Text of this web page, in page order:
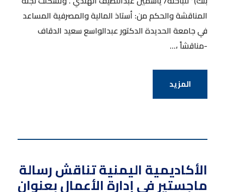
المناقشة والحكم من: أستاذ المالية والمصرفية المساعد
في جامعة الحديدة الدكتور عبدالواسع سعيد الدقاف
-مناقشاً ،...
المزيد
الأكاديمية اليمنية تناقش رسالة
ماجستير في إدارة الأعمال بعنوان